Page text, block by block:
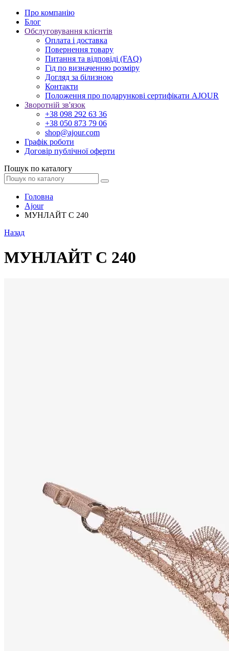
Про компанію
Блог
Обслуговування клієнтів
Оплата і доставка
Повернення товару
Питання та відповіді (FAQ)
Гід по визначенню розміру
Догляд за білизною
Контакти
Положення про подарункові сертифікати AJOUR
Зворотній зв'язок
+38 098 292 63 36
+38 050 873 79 06
shop@ajour.com
Графік роботи
Договір публічної оферти
Пошук по каталогу
Головна
Ajour
МУНЛАЙТ С 240
Назад
МУНЛАЙТ С 240